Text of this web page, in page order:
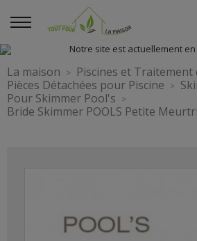
La maison Piscines et Traitement
Pièces Détachées pour Piscine
Pour Skimmer Pool's
Bride Skimmer POOLS Petite